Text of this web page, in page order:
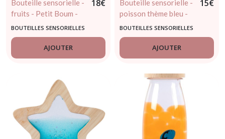
Bouteille sensorielle -
fruits - Petit Boum -
dès 3 mois
18€
BOUTEILLES SENSORIELLES
AJOUTER
Bouteille sensorielle -
poisson thème bleu -
Petit Boum - dès 3
mois
15€
BOUTEILLES SENSORIELLES
AJOUTER